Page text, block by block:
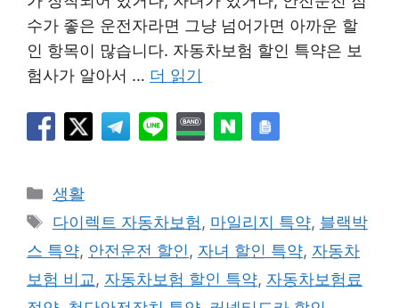
수가 좋은 운전자라면 그냥 넘어가면 아까운 할
인 항목이 많습니다. 자동차보험 할인 특약은 보
험사가 알아서 … 더 읽기
카
테
리
생활
태
그
다이렉트 자동차보험, 마일리지 특약, 블랙박
스 특약, 안전운전 할인, 자녀 할인 특약, 자동차
보험 비교 , 자동차보험 할인 특약, 자동차보험료